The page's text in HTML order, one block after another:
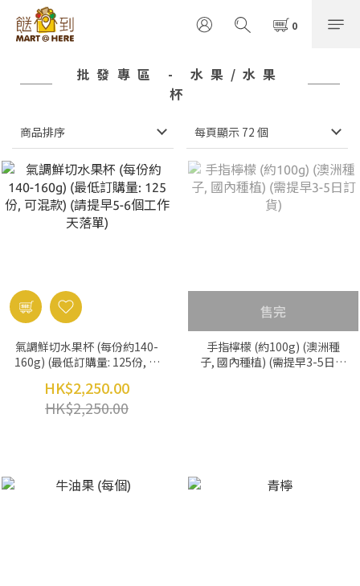
批發專區 - 水果/水果
杯
商品排序 每頁顯示 72 個
氣調鮮切水果杯 (每份約140-
160g) (最低訂購量: 125份, 可
單)
HK$2,250.00
HK$2,250.00
售完
手指檸檬 (約100g) (澳洲種
子, 國內種植) (需提早3-5日訂